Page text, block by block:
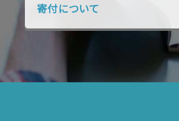
2018年1月 2017年12月
2017年10月 2017年9月
2017年4月
寄付について